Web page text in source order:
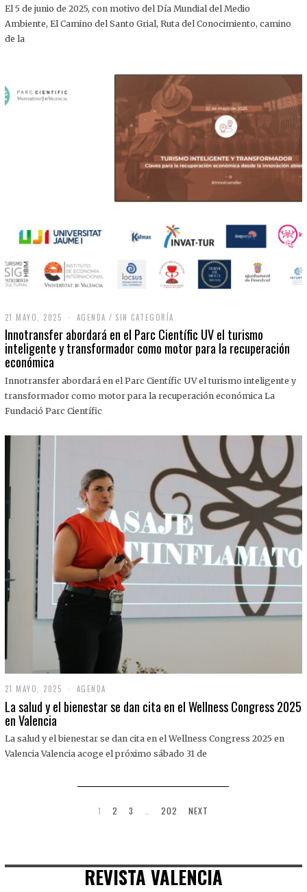
,
0
El 5 de junio de 2025, con motivo del Día Mundial del Medio
Ambiente, El Camino del Santo Grial, Ruta del Conocimiento, camino
de la
21 MAYO, 2025
M
A
Y
,
0
2
AGENDA / SIN CATEGORÍA
Innotransfer abordará en el Parc Científic UV el turismo
inteligente y transformador como motor para la recuperación
económica
Innotransfer abordará en el Parc Científic UV el turismo inteligente y
transformador como motor para la recuperación económica La
Fundació Parc Científic
21 MAYO, 2025
1
M
O
,
AGENDA
La salud y el bienestar se dan cita en el Wellness Congress 2025
en Valencia
La salud y el bienestar se dan cita en el Wellness Congress 2025 en
Valencia Valencia acoge el próximo sábado 31 de
1 2 3 202 NEXT
REVISTA VALENCIA